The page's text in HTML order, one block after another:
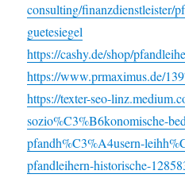
consulting/finanzdienstleister/
guetesiegel
https://cashy.de/shop/
https://www.prmaximus.de/
https://texter-seo-
sozio%C3%B6konomische-
pfandh%C3%A4usern-
pfandleihern-historische-